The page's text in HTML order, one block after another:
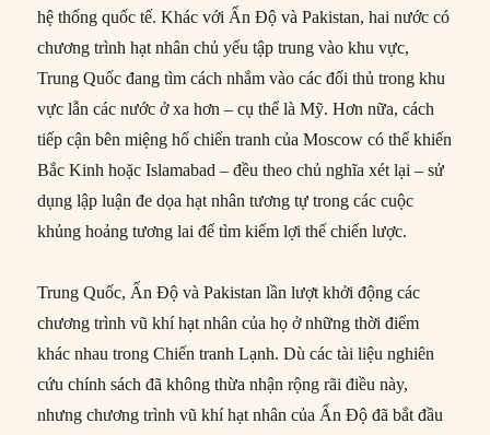
hệ thống quốc tế. Khác với Ấn Độ và Pakistan, hai nước có
chương trình hạt nhân chủ yếu tập trung vào khu vực,
Trung Quốc đang tìm cách nhắm vào các đối thủ trong khu
vực lẫn các nước ở xa hơn – cụ thể là Mỹ. Hơn nữa, cách
tiếp cận bên miệng hố chiến tranh của Moscow có thể khiến
Bắc Kinh hoặc Islamabad – đều theo chủ nghĩa xét lại – sử
dụng lập luận đe dọa hạt nhân tương tự trong các cuộc
khủng hoảng tương lai để tìm kiếm lợi thế chiến lược.
Trung Quốc, Ấn Độ và Pakistan lần lượt khởi động các
chương trình vũ khí hạt nhân của họ ở những thời điểm
khác nhau trong Chiến tranh Lạnh. Dù các tài liệu nghiên
cứu chính sách đã không thừa nhận rộng rãi điều này,
nhưng chương trình vũ khí hạt nhân của Ấn Độ đã bắt đầu